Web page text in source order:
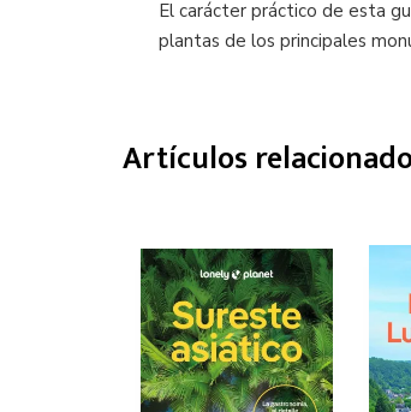
El carácter práctico de esta
plantas de los principales
Artículos